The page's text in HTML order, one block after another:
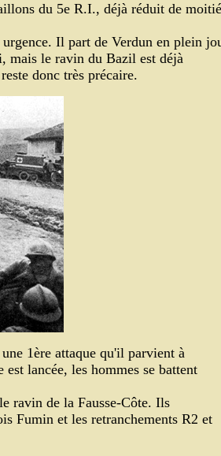
du 5e R.I., déjà réduit de moitié
Il part de Verdun en plein
mais le ravin du Bazil est déjà
donc très précaire.
1ère attaque qu'il parvient à
lancée, les hommes se battent
ravin de la Fausse-Côte. Ils
Fumin et les retranchements R2 et